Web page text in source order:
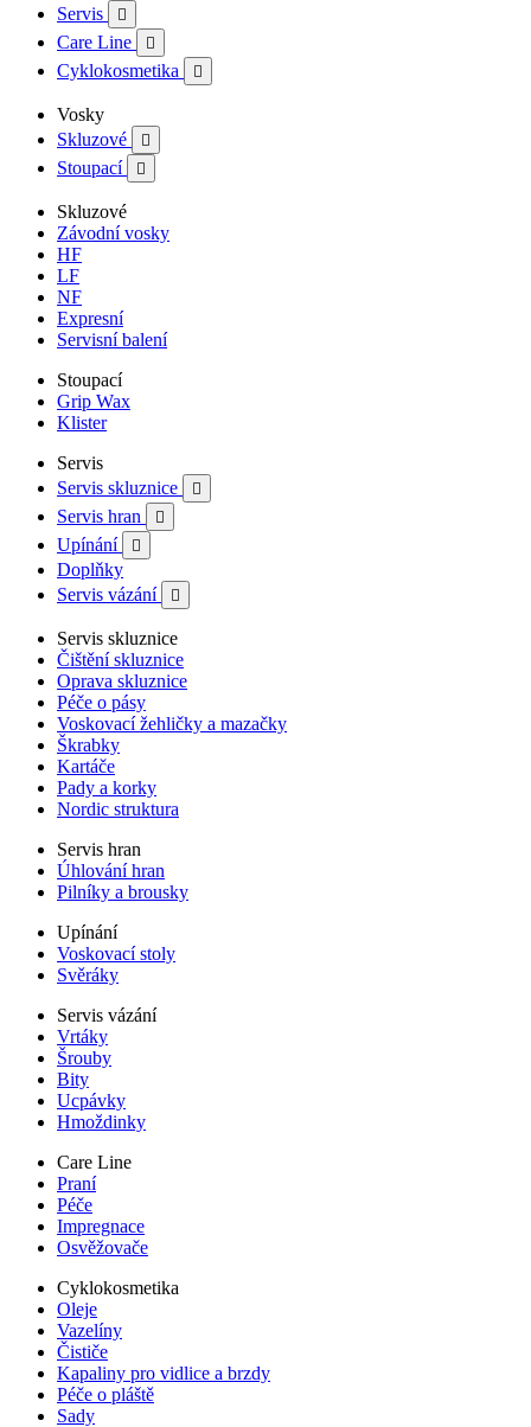
Servis 
Care Line 
Cyklokosmetika 
Vosky
Skluzové

Stoupací 
Skluzové
Závodní vosky
HF
LF
NF
Expresní
Servisní balení
Stoupací
Grip Wax
Klister
Servis
Servis skluznice

Servis hran 
Upínání 
Doplňky
Servis vázání

Servis skluznice
Čištění skluznice
Oprava skluznice
Péče o pásy
Voskovací žehličky a mazačky
Škrabky
Kartáče
Pady a korky
Nordic struktura
Servis hran
Úhlování hran
Pilníky a brousky
Upínání
Voskovací stoly
Svěráky
Servis vázání
Vrtáky
Šrouby
Bity
Ucpávky
Hmoždinky
Care Line
Praní
Péče
Impregnace
Osvěžovače
Cyklokosmetika
Oleje
Vazelíny
Čističe
Kapaliny pro vidlice a brzdy
Péče o pláště
Sady